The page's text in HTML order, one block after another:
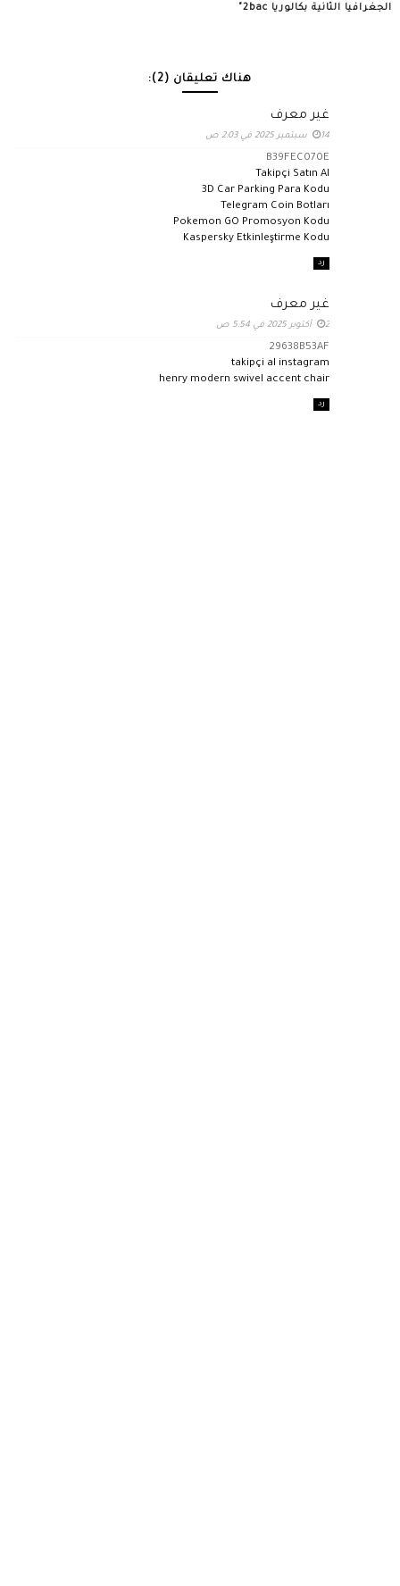
الجغرافيا الثانية بكالوريا 2bac"
هناك تعليقان (2):
غير معرف
14 سبتمبر 2025 في 2:03 ص
B39FEC070E
Takipçi Satın Al
3D Car Parking Para Kodu
Telegram Coin Botları
Pokemon GO Promosyon Kodu
Kaspersky Etkinleştirme Kodu
رد
غير معرف
2 أكتوبر 2025 في 5:54 ص
29638B53AF
takipçi al instagram
henry modern swivel accent chair
رد